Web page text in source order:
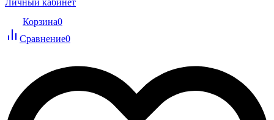
Личный кабинет
Корзина0
Сравнение0